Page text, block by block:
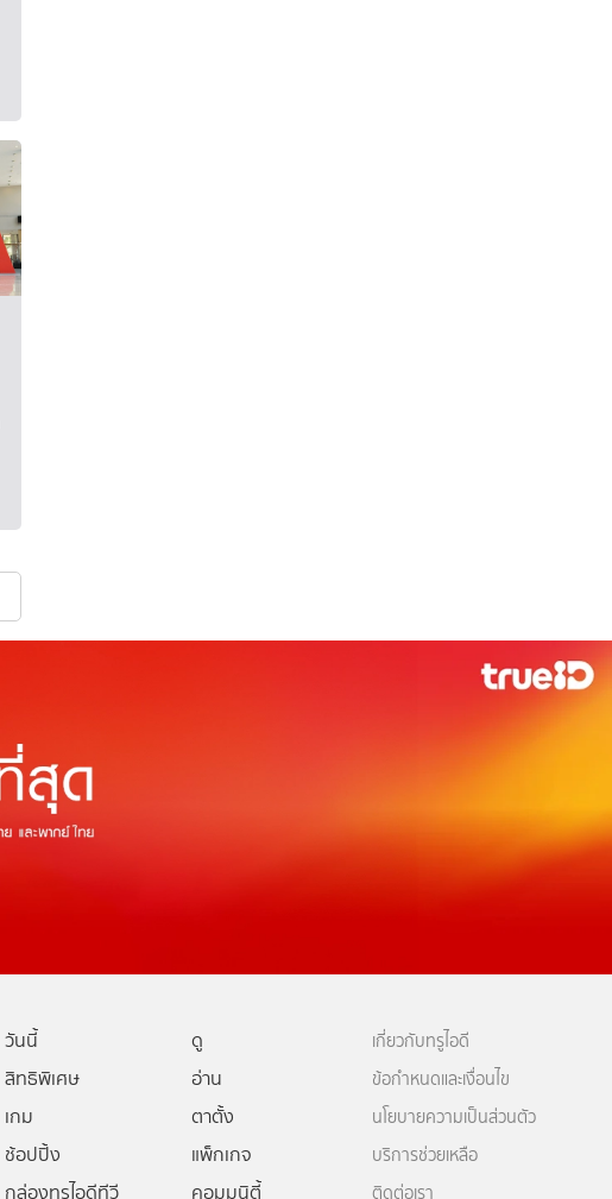
วันนี้
ดู
สิทธิพิเศษ
อ่าน
เกม
ตาตั้ง
ช้อปปิ้ง
แพ็กเกจ
กล่องทรูไอดีทีวี
คอมมูนิตี้
เกี่ยวกับทรูไอดี
ข้อกำหนดและเงื่อนไข
นโยบายความเป็นส่วนตัว
บริการช่วยเหลือ
ติดต่อเรา